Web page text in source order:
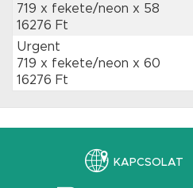
719 x fekete/neon x 58
16276 Ft
Urgent
719 x fekete/neon x 60
16276 Ft
KAPCSOLAT